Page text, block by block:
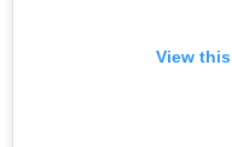
View